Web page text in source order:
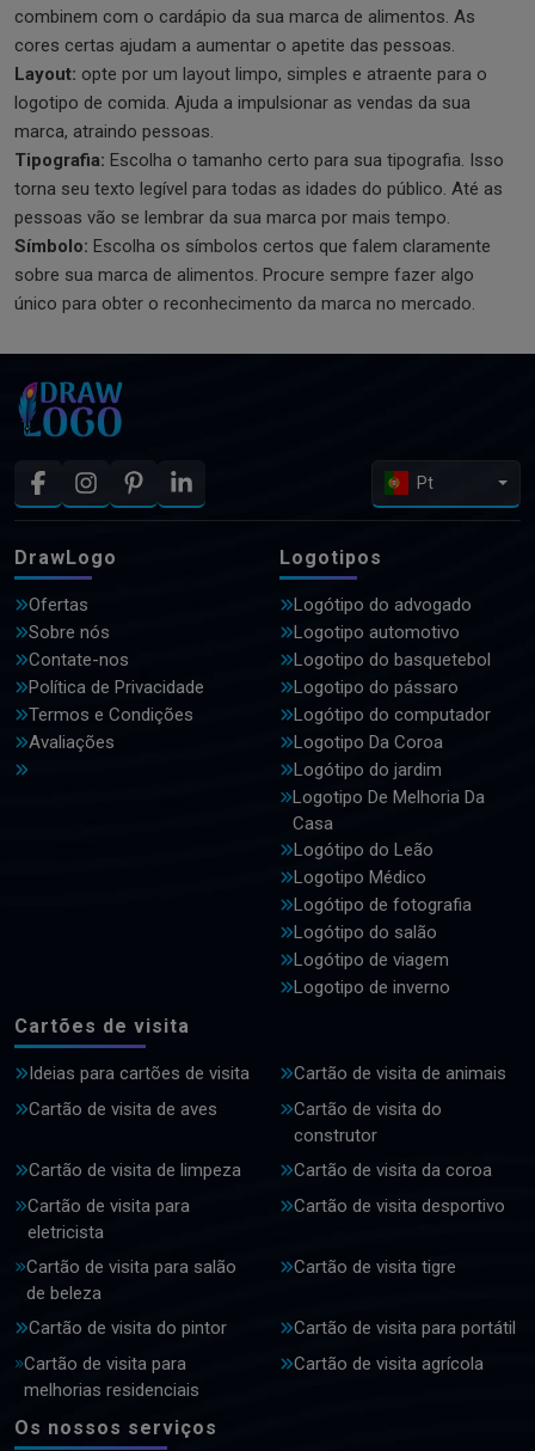
combinem com o cardápio da sua marca de alimentos. As
cores certas ajudam a aumentar o apetite das pessoas.
Layout: opte por um layout limpo, simples e atraente para o
logotipo de comida. Ajuda a impulsionar as vendas da sua
marca, atraindo pessoas.
Tipografia: Escolha o tamanho certo para sua tipografia. Isso
torna seu texto legível para todas as idades do público. Até as
pessoas vão se lembrar da sua marca por mais tempo.
Símbolo: Escolha os símbolos certos que falem claramente
sobre sua marca de alimentos. Procure sempre fazer algo
único para obter o reconhecimento da marca no mercado.
Pt
DrawLogo
Ofertas
Sobre nós
Contate-nos
Política de Privacidade
Termos e Condições
Avaliações
Logotipos
Logótipo do advogado
Logotipo automotivo
Logotipo do basquetebol
Logotipo do pássaro
Logótipo do computador
Logotipo Da Coroa
Logótipo do jardim
Logotipo De Melhoria Da
Casa
Logótipo do Leão
Logotipo Médico
Logótipo de fotografia
Logótipo do salão
Logótipo de viagem
Logotipo de inverno
Cartões de visita
Ideias para cartões de visita
Cartão de visita de animais
Cartão de visita de aves
Cartão de visita do
construtor
Cartão de visita de limpeza
Cartão de visita da coroa
Cartão de visita para
eletricista
Cartão de visita desportivo
Cartão de visita para salão
de beleza
Cartão de visita tigre
Cartão de visita do pintor
Cartão de visita para portátil
Cartão de visita para
melhorias residenciais
Cartão de visita agrícola
Os nossos serviços